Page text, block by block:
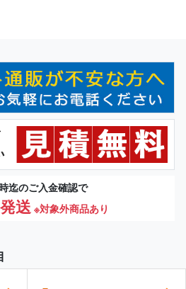
迄のご入金確認で
送 ※対象外商品あり